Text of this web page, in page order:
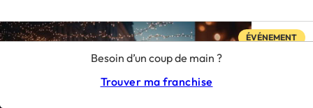
Besoin d’un coup de main ?
Trouver ma franchise
ÉVÉNEMENT